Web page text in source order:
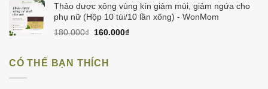
1.050.000₫.
là:
998.000₫.
Thảo dược xông vùng kín giảm mùi, giảm ngứa cho
phụ nữ (Hộp 10 túi/10 lần xông) - WonMom
180.000₫ Giá
180.000₫.
160.000₫Giá
CÓ THỂ BẠN THÍCH